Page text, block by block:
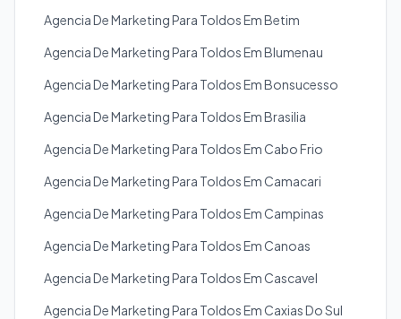
Agencia De Marketing Para Toldos Em Betim
Agencia De Marketing Para Toldos Em Blumenau
Agencia De Marketing Para Toldos Em Bonsucesso
Agencia De Marketing Para Toldos Em Brasilia
Agencia De Marketing Para Toldos Em Cabo Frio
Agencia De Marketing Para Toldos Em Camacari
Agencia De Marketing Para Toldos Em Campinas
Agencia De Marketing Para Toldos Em Canoas
Agencia De Marketing Para Toldos Em Cascavel
Agencia De Marketing Para Toldos Em Caxias Do Sul